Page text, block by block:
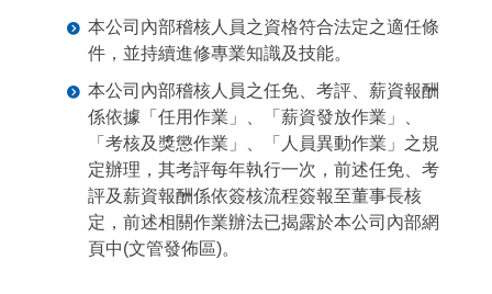
本公司內部稽核人員之資格符合法定之適任條
件，並持續進修專業知識及技能。
本公司內部稽核人員之任免、考評、薪資報酬
係依據「任用作業」、「薪資發放作業」、
「考核及獎懲作業」、「人員異動作業」之規
定辦理，其考評每年執行一次，前述任免、考
評及薪資報酬係依簽核流程簽報至董事長核
定，前述相關作業辦法已揭露於本公司內部網
頁中(文管發佈區)。